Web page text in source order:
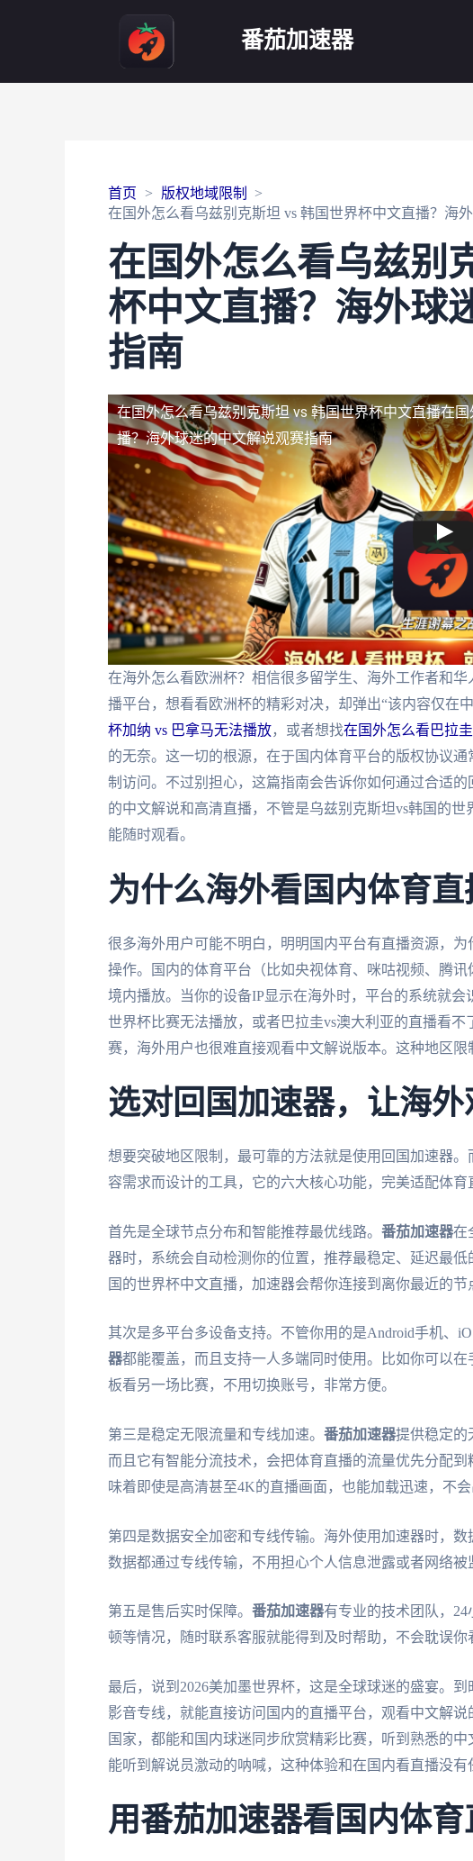
番茄加速器
首页
版权地域限制
在国外怎么看乌兹别克斯坦 vs 韩国世界杯中文直播？海
在国外怎么看乌兹别
杯中文直播？海外球
指南
在国外怎么看乌兹别克斯坦 vs 韩国世界杯中文直播在国
播？海外球迷的中文解说观赛指南
在海外怎么看欧洲杯？相信很多留学生、海外工作者和
播平台，想看看欧洲杯的精彩对决，却弹出“该内容仅在
杯加纳 vs 巴拿马无法播放，或者想找在国外怎么看巴拉
的无奈。这一切的根源，在于国内体育平台的版权协议
制访问。不过别担心，这篇指南会告诉你如何通过合适
的中文解说和高清直播，不管是乌兹别克斯坦vs韩国的
能随时观看。
为什么海外看国内体育直
很多海外用户可能不明白，明明国内平台有直播资源，
操作。国内的体育平台（比如央视体育、咪咕视频、腾
境内播放。当你的设备IP显示在海外时，平台的系统就
世界杯比赛无法播放，或者巴拉圭vs澳大利亚的直播看
赛，海外用户也很难直接观看中文解说版本。这种地区
选对回国加速器，让海
想要突破地区限制，最可靠的方法就是使用回国加速器。
容需求而设计的工具，它的六大核心功能，完美适配体育
首先是全球节点分布和智能推荐最优线路。 番茄加速器在
器时，系统会自动检测你的位置，推荐最稳定、延迟最
国的世界杯中文直播，加速器会帮你连接到离你最近的节
其次是多平台多设备支持。不管你用的是Android手机、
器都能覆盖，而且支持一人多端同时使用。比如你可以
板看另一场比赛，不用切换账号，非常方便。
第三是稳定无限流量和专线加速。 番茄加速器提供稳定的
而且它有智能分流技术，会把体育直播的流量优先分配
味着即使是高清甚至4K的直播画面，也能加载迅速，不会
第四是数据安全加密和专线传输。海外使用加速器时，数
数据都通过专线传输，不用担心个人信息泄露或者网络被
第五是售后实时保障。 番茄加速器有专业的技术团队，
顿等情况，随时联系客服就能得到及时帮助，不会耽误你
最后，说到2026美加墨世界杯，这是全球球迷的盛宴。
影音专线，就能直接访问国内的直播平台，观看中文解
国家，都能和国内球迷同步欣赏精彩比赛，听到熟悉的
能听到解说员激动的呐喊，这种体验和在国内看直播没有
用番茄加速器看国内体